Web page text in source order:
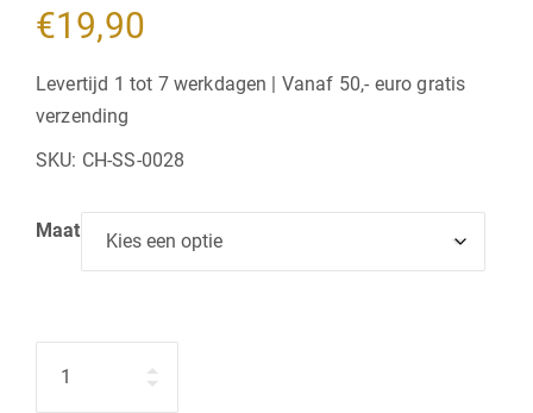
€19,90
Levertijd 1 tot 7 werkdagen | Vanaf 50,- euro gratis
verzending
SKU: CH-SS-0028
Maat